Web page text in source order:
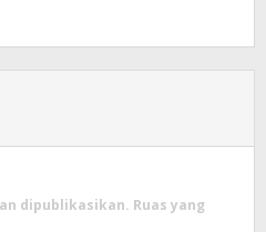
dipublikasikan. Ruas yang